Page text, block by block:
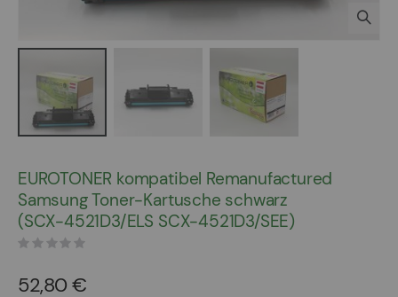
der
Bildergalerie
springen
EUROTONER kompatibel Remanufactured
Samsung Toner-Kartusche schwarz
(SCX-4521D3/ELS SCX-4521D3/SEE)
52,80 €